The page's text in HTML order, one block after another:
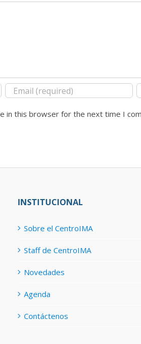
in this browser for the next time I
INSTITUCIONAL
Sobre el CentroIMA
Staff de CentroIMA
Novedades
Agenda
Contáctenos